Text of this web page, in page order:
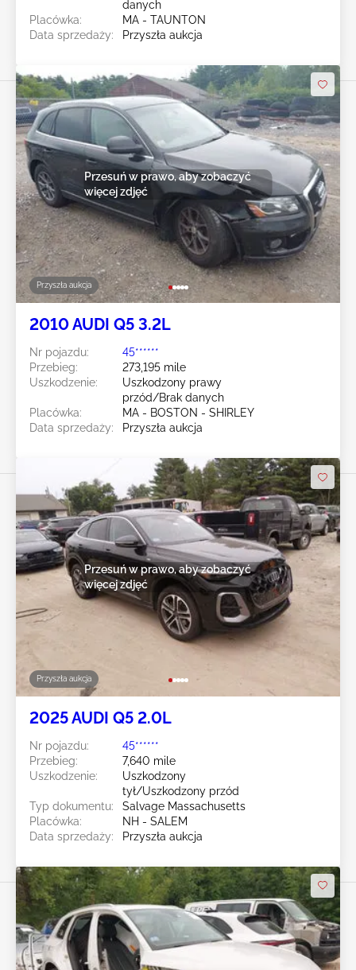
danych
Placówka:
MA - TAUNTON
Data sprzedaży:
Przyszła aukcja
Przyszła aukcja
Przesuń w prawo, aby zobaczyć
więcej zdjęć
2010 AUDI Q5 3.2L
Nr pojazdu:
45******
Przebieg:
273,195 mile
Uszkodzenie:
Uszkodzony prawy
przód/Brak danych
Placówka:
MA - BOSTON - SHIRLEY
Data sprzedaży:
Przyszła aukcja
Przyszła aukcja
Przesuń w prawo, aby zobaczyć
więcej zdjęć
2025 AUDI Q5 2.0L
Nr pojazdu:
45******
Przebieg:
7,640 mile
Uszkodzenie:
Uszkodzony
tył/Uszkodzony przód
Typ dokumentu:
Salvage Massachusetts
Placówka:
NH - SALEM
Data sprzedaży:
Przyszła aukcja